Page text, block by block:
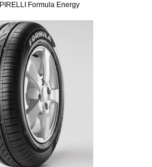
PIRELLI Formula Energy